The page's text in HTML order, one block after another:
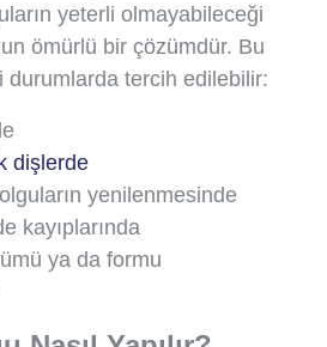
yeterli olmayabileceği
ömürlü bir çözümdür. Bu
durumlarda tercih edilebilir:
dişlerde
yenilenmesinde
kayıplarında
ya da formu